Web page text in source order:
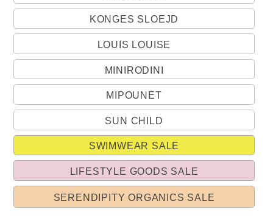
KONGES SLOEJD
LOUIS LOUISE
MINIRODINI
MIPOUNET
SUN CHILD
SWIMWEAR SALE
LIFESTYLE GOODS SALE
SERENDIPITY ORGANICS SALE